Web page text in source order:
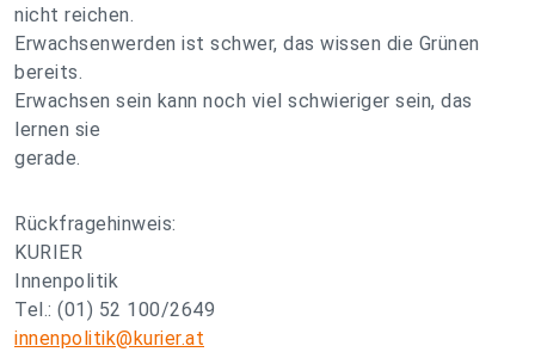
nicht reichen.
Erwachsenwerden ist schwer, das wissen die Grünen
bereits.
Erwachsen sein kann noch viel schwieriger sein, das
lernen sie
gerade.
Rückfragehinweis:
KURIER
Innenpolitik
Tel.: (01) 52 100/2649
innenpolitik@kurier.at